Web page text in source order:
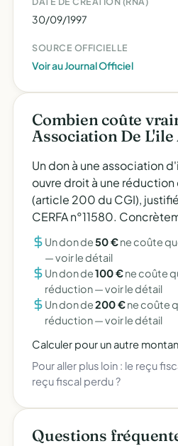
30/09/1997
SOURCE OFFICIELLE
Voir au Journal Officiel
Combien coûte
Association De L'ile
Un don à une association
ouvre droit à une
(article 200 du CGI),
CERFA n°11580.
Un don de50 €ne coûte
—voir le détail
Un don de100 €ne coûte
réduction —voir le détail
Un don de200 €ne coûte
réduction —voir le détail
Calculer pour un autre
Pour aller plus loin : le reçu
reçu fiscal perdu ?
Questions